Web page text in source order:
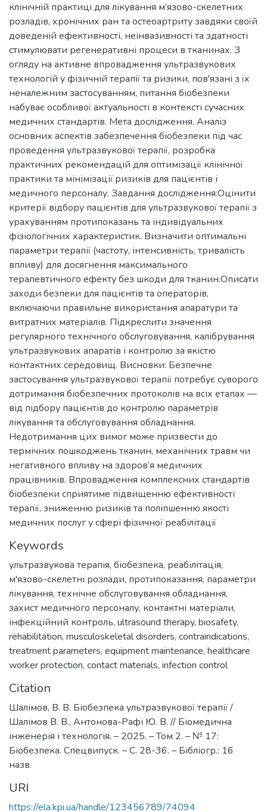
клінічній практиці для лікування м’язово-скелетних
розладів, хронічних ран та остеоартриту завдяки своїй
доведеній ефективності, неінвазивності та здатності
стимулювати регенеративні процеси в тканинах. З
огляду на активне впровадження ультразвукових
технологій у фізичній терапії та ризики, пов'язані з їх
неналежним застосуванням, питання біобезпеки
набуває особливої актуальності в контексті сучасних
медичних стандартів. Мета дослідження. Аналіз
основних аспектів забезпечення біобезпеки під час
проведення ультразвукової терапії, розробка
практичних рекомендацій для оптимізації клінічної
практики та мінімізації ризиків для пацієнтів і
медичного персоналу. Завдання дослідження:Оцінити
критерії відбору пацієнтів для ультразвукової терапії з
урахуванням протипоказань та індивідуальних
фізіологічних характеристик. Визначити оптимальні
параметри терапії (частоту, інтенсивність, тривалість
впливу) для досягнення максимального
терапевтичного ефекту без шкоди для тканин.Описати
заходи безпеки для пацієнтів та операторів,
включаючи правильне використання апаратури та
витратних матеріалів. Підкреслити значення
регулярного технічного обслуговування, калібрування
ультразвукових апаратів і контролю за якістю
контактних середовищ. Висновки: Безпечне
застосування ультразвукової терапії потребує суворого
дотримання біобезпечних протоколів на всіх етапах —
від підбору пацієнтів до контролю параметрів
лікування та обслуговування обладнання.
Недотримання цих вимог може призвести до
термічних пошкоджень тканин, механічних травм чи
негативного впливу на здоров’я медичних
працівників. Впровадження комплексних стандартів
біобезпеки сприятиме підвищенню ефективності
терапії, зниженню ризиків та поліпшенню якості
медичних послуг у сфері фізичної реабілітації
Keywords
ультразвукова терапія, біобезпека, реабілітація,
м'язово-скелетні розлади, протипоказання, параметри
лікування, технічне обслуговування обладнання,
захист медичного персоналу, контактні матеріали,
інфекційний контроль, ultrasound therapy, biosafety,
rehabilitation, musculoskeletal disorders, contraindications,
treatment parameters, equipment maintenance, healthcare
worker protection, contact materials, infection control
Citation
Шалімов, В. В. Біобезпека ультразвукової терапії /
Шалімов В. В., Антонова-Рафі Ю. В. // Біомедична
інженерія і технологія. – 2025. – Том 2. – № 17:
Біобезпека. Спецвипуск. – С. 28-36. – Бібліогр.: 16
назв.
URI
https://ela.kpi.ua/handle/123456789/74094